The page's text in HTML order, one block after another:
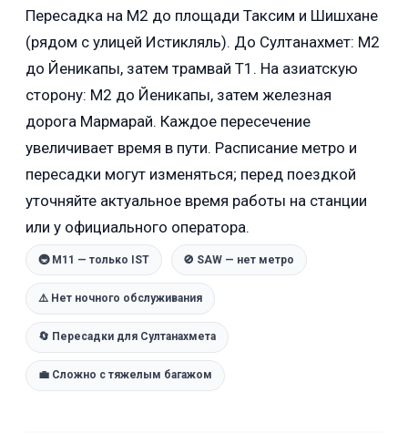
Пересадка на M2 до площади Таксим и Шишхане
(рядом с улицей Истикляль). До Султанахмет: M2
до Йеникапы, затем трамвай T1. На азиатскую
сторону: M2 до Йеникапы, затем железная
дорога Мармарай. Каждое пересечение
увеличивает время в пути. Расписание метро и
пересадки могут изменяться; перед поездкой
уточняйте актуальное время работы на станции
или у официального оператора.
🚇 M11 — только IST 🚫 SAW — нет метро
⚠️ Нет ночного обслуживания
🔄 Пересадки для Султанахмета
💼 Сложно с тяжелым багажом